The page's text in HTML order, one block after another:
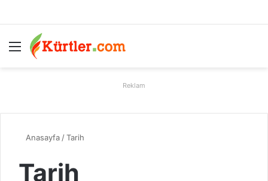
Menü
Reklam
Anasayfa /Tarih
Tarih